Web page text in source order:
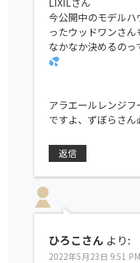
今公開中のモデルハ
ったウッドワンさん
なかなか決めるの
アラエールレンジ
ですよ、ずぼらさん
返信
ひろこさん より:
2022年5月23日 9:51 PM